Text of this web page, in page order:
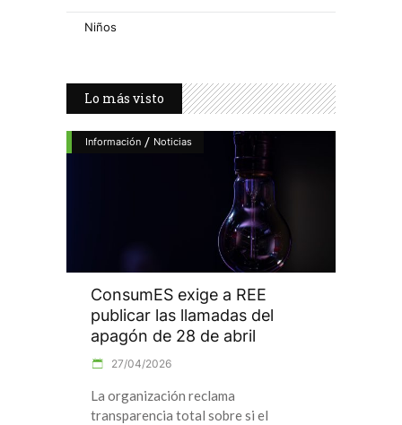
Niños
Lo más visto
Información / Noticias
ConsumES exige a REE
publicar las llamadas del
apagón de 28 de abril
27/04/2026
La organización reclama
transparencia total sobre si el